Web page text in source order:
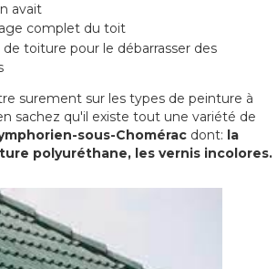
avait
complet du toit
toiture pour le débarrasser des
surement sur les types de peinture à
sachez qu'il existe tout une variété de
sous-Chomérac dont: la
polyuréthane, les vernis incolores.